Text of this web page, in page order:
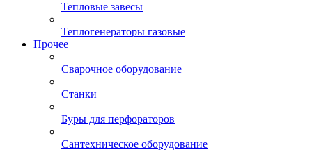
Тепловые завесы
Теплогенераторы газовые
Прочее
Сварочное оборудование
Станки
Буры для перфораторов
Сантехническое оборудование